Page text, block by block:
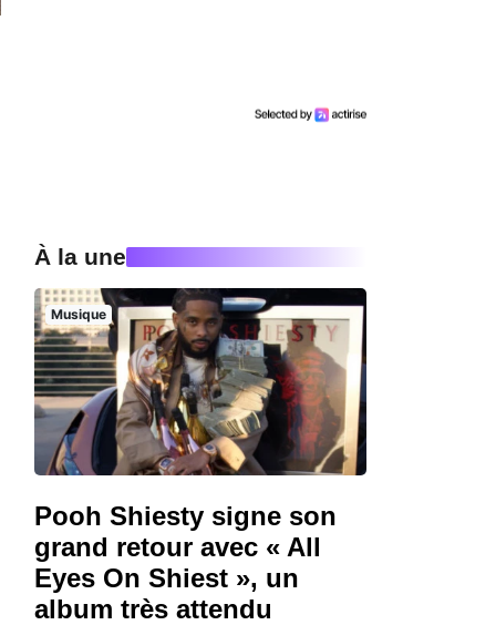
À la une
Musique
Pooh Shiesty signe son
grand retour avec « All
Eyes On Shiest », un
album très attendu